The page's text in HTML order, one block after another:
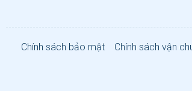
Chính sách bảo mật Chính sách vận